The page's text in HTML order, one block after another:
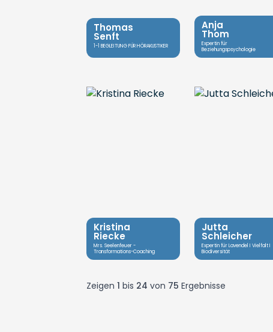
Thomas
Senft
1-1 BEGLEITUNG FÜR HÖRAKUSTIKER
Anja
Thom
Expertin für
Beziehungspsychologie
Kristina
Riecke
Mrs. Seelenfeuer -
Transformations-Coaching
Jutta
Schleicher
Expertin für Lavendel I Vielfalt I
Biodiversität
Zeigen 1 bis 24 von 75 Ergebnisse